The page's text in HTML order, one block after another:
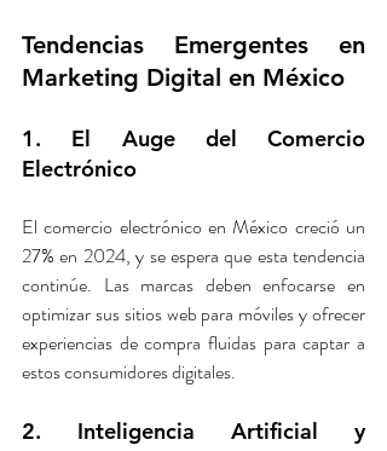
Tendencias Emergentes en
Marketing Digital en México
1. El Auge del Comercio
Electrónico
El comercio electrónico en México creció un
27% en 2024, y se espera que esta tendencia
continúe. Las marcas deben enfocarse en
optimizar sus sitios web para móviles y ofrecer
experiencias de compra fluidas para captar a
estos consumidores digitales.
2. Inteligencia Artificial y